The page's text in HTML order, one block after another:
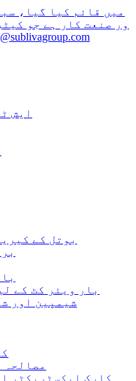
ایش
بوتل کے
بار ویئر کٹ کے
شیمپین اور
مصالحہ
کارک ایکسٹریکٹر